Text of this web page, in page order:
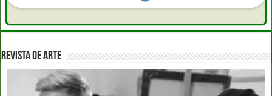
REVISTA DE ARTE